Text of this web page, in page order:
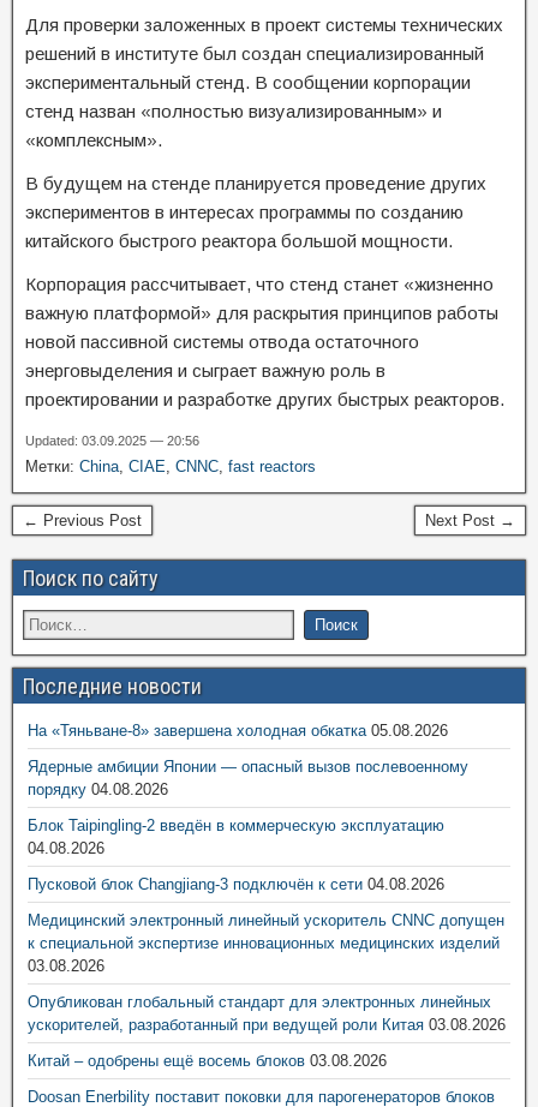
Для проверки заложенных в проект системы технических
решений в институте был создан специализированный
экспериментальный стенд. В сообщении корпорации
стенд назван «полностью визуализированным» и
«комплексным».
В будущем на стенде планируется проведение других
экспериментов в интересах программы по созданию
китайского быстрого реактора большой мощности.
Корпорация рассчитывает, что стенд станет «жизненно
важную платформой» для раскрытия принципов работы
новой пассивной системы отвода остаточного
энерговыделения и сыграет важную роль в
проектировании и разработке других быстрых реакторов.
Updated: 03.09.2025 — 20:56
Метки: China, CIAE, CNNC, fast reactors
← Previous Post Next Post →
Поиск по сайту
Последние новости
На «Тяньване-8» завершена холодная обкатка 05.08.2026
Ядерные амбиции Японии — опасный вызов послевоенному
порядку 04.08.2026
Блок Taipingling-2 введён в коммерческую эксплуатацию
04.08.2026
Пусковой блок Changjiang-3 подключён к сети 04.08.2026
Медицинский электронный линейный ускоритель CNNC допущен
к специальной экспертизе инновационных медицинских изделий
03.08.2026
Опубликован глобальный стандарт для электронных линейных
ускорителей, разработанный при ведущей роли Китая 03.08.2026
Китай – одобрены ещё восемь блоков 03.08.2026
Doosan Enerbility поставит поковки для парогенераторов блоков